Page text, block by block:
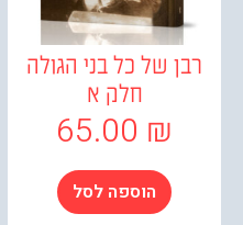
של כל בני הגולה
65.00
הוספה לסל